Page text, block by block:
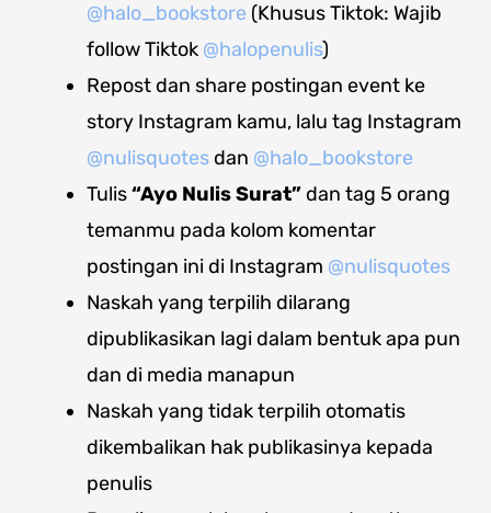
@halo_bookstore (Khusus Tiktok: Wajib
follow Tiktok @halopenulis)
Repost dan share postingan event ke
story Instagram kamu, lalu tag Instagram
@nulisquotesdan @halo_bookstore
Tulis“Ayo Nulis Surat”dan tag 5 orang
temanmu pada kolom komentar
postingan ini di Instagram @nulisquotes
Naskah yang terpilih dilarang
dipublikasikan lagi dalam bentuk apa pun
dan di media manapun
Naskah yang tidak terpilih otomatis
dikembalikan hak publikasinya kepada
penulis